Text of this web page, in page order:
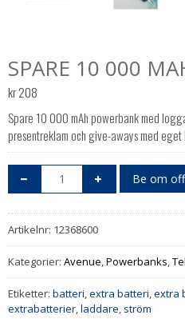
SPARE 10 000
kr208
Spare 10 000 mAh powerbank med
presentreklam och give-aways med
Be om
Artikelnr: 12368600
Kategorier: Avenue Powerbanks
Etiketter: batteri extra batteri extra
extrabatterier laddare ström